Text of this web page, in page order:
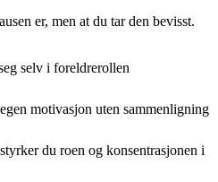
er, men at du tar den bevisst.
selv i foreldrerollen
motivasjon uten sammenligning
du roen og konsentrasjonen i